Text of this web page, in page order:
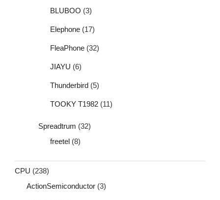
BLUBOO (3)
Elephone (17)
FleaPhone (32)
JIAYU (6)
Thunderbird (5)
TOOKY T1982 (11)
Spreadtrum (32)
freetel (8)
CPU (238)
ActionSemiconductor (3)